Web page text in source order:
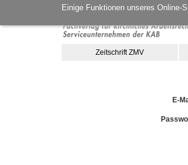
Einige Funktionen unseres Online-
Zeitschrift ZMV
E-